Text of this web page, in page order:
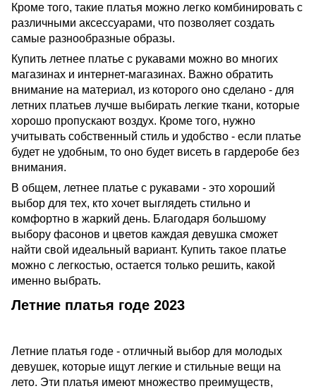
Кроме того, такие платья можно легко комбинировать с
различными аксессуарами, что позволяет создать
самые разнообразные образы.
Купить летнее платье с рукавами можно во многих
магазинах и интернет-магазинах. Важно обратить
внимание на материал, из которого оно сделано - для
летних платьев лучше выбирать легкие ткани, которые
хорошо пропускают воздух. Кроме того, нужно
учитывать собственный стиль и удобство - если платье
будет не удобным, то оно будет висеть в гардеробе без
внимания.
В общем, летнее платье с рукавами - это хороший
выбор для тех, кто хочет выглядеть стильно и
комфортно в жаркий день. Благодаря большому
выбору фасонов и цветов каждая девушка сможет
найти свой идеальный вариант. Купить такое платье
можно с легкостью, остается только решить, какой
именно выбрать.
Летние платья годе 2023
Летние платья годе - отличный выбор для молодых
девушек, которые ищут легкие и стильные вещи на
лето. Эти платья имеют множество преимуществ,